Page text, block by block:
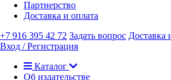
Партнерство
Доставка и оплата
+7 916 395 42 72 Задать вопрос Доставка
Вход / Регистрация
Каталог
Об издательстве